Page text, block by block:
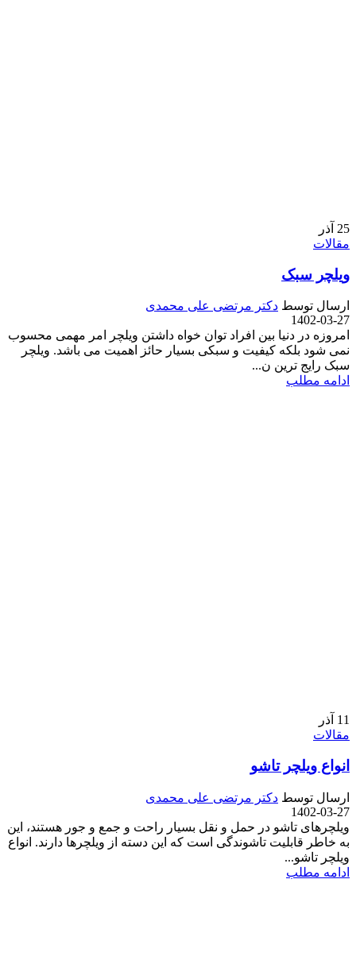
25 آذر
مقالات
ویلچر سبک
ارسال توسط دکتر مرتضی علی محمدی
1402-03-27
امروزه در دنیا بین افراد توان خواه داشتن ویلچر امر مهمی محسوب
نمی شود بلکه کیفیت و سبکی بسیار حائز اهمیت می باشد. ویلچر
سبک رایج ترین ن...
ادامه مطلب
11 آذر
مقالات
انواع ویلچر تاشو
ارسال توسط دکتر مرتضی علی محمدی
1402-03-27
ویلچرهای تاشو در حمل و نقل بسیار راحت و جمع و جور هستند، این
به خاطر قابلیت تاشوندگی است که این دسته از ویلچرها دارند. انواع
ویلچر تاشو...
ادامه مطلب